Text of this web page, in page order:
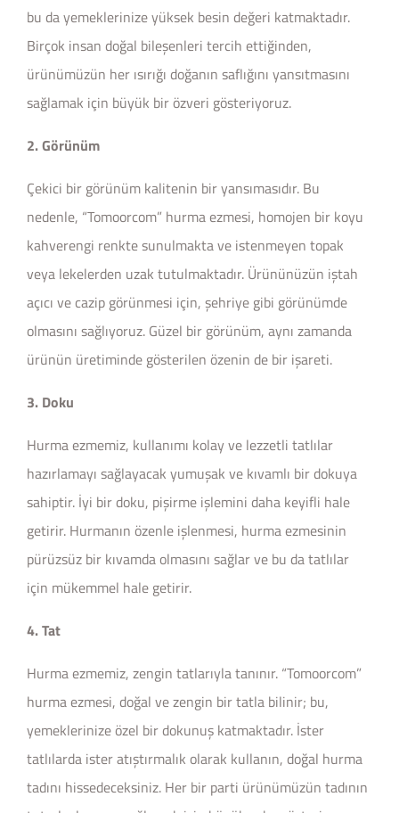
bu da yemeklerinize yüksek besin değeri katmaktadır.
Birçok insan doğal bileşenleri tercih ettiğinden,
ürünümüzün her ısırığı doğanın saflığını yansıtmasını
sağlamak için büyük bir özveri gösteriyoruz.
2. Görünüm
Çekici bir görünüm kalitenin bir yansımasıdır. Bu
nedenle, “Tomoorcom” hurma ezmesi, homojen bir koyu
kahverengi renkte sunulmakta ve istenmeyen topak
veya lekelerden uzak tutulmaktadır. Ürününüzün iştah
açıcı ve cazip görünmesi için, şehriye gibi görünümde
olmasını sağlıyoruz. Güzel bir görünüm, aynı zamanda
ürünün üretiminde gösterilen özenin de bir işareti.
3. Doku
Hurma ezmemiz, kullanımı kolay ve lezzetli tatlılar
hazırlamayı sağlayacak yumuşak ve kıvamlı bir dokuya
sahiptir. İyi bir doku, pişirme işlemini daha keyifli hale
getirir. Hurmanın özenle işlenmesi, hurma ezmesinin
pürüzsüz bir kıvamda olmasını sağlar ve bu da tatlılar
için mükemmel hale getirir.
4. Tat
Hurma ezmemiz, zengin tatlarıyla tanınır. “Tomoorcom”
hurma ezmesi, doğal ve zengin bir tatla bilinir; bu,
yemeklerinize özel bir dokunuş katmaktadır. İster
tatlılarda ister atıştırmalık olarak kullanın, doğal hurma
tadını hissedeceksiniz. Her bir parti ürünümüzün tadının